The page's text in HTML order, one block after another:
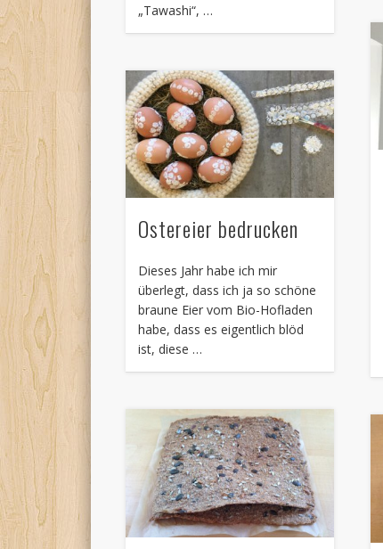
„Tawashi“, …
Ostereier bedrucken
Dieses Jahr habe ich mir
überlegt, dass ich ja so schöne
braune Eier vom Bio-Hofladen
habe, dass es eigentlich blöd
ist, diese …